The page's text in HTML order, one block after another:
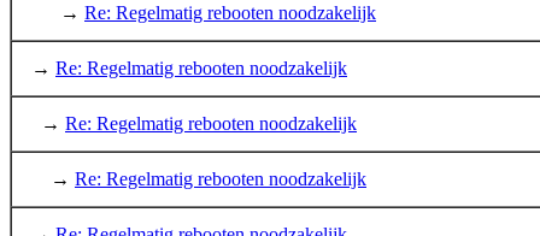
→ Re: Regelmatig rebooten noodzakelijk
→ Re: Regelmatig rebooten noodzakelijk
→ Re: Regelmatig rebooten noodzakelijk
→ Re: Regelmatig rebooten noodzakelijk